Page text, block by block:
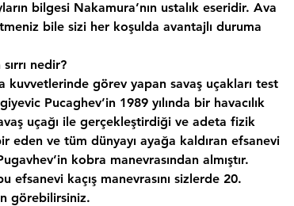
bilgesi Nakamura’nın ustalık eseridir. Ava
bile sizi her koşulda avantajlı duruma
nedir?
kuvvetlerinde görev yapan savaş uçakları test
Pucaghev’in 1989 yılında bir havacılık
uçağı ile gerçekleştirdiği ve adeta fizik
eden ve tüm dünyayı ayağa kaldıran efsanevi
kobra manevrasından almıştır.
efsanevi kaçış manevrasını sizlerde 20.
görebilirsiniz.